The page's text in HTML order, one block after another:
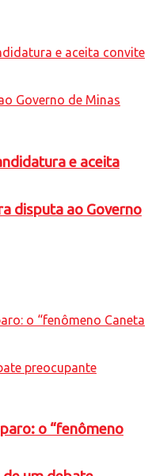
e aceita
disputa ao Governo
o “fenômeno